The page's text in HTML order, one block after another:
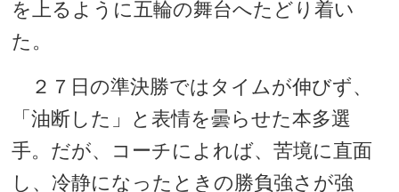
を上るように五輪の舞台へたどり着い
た。
２７日の準決勝ではタイムが伸びず、
「油断した」と表情を曇らせた本多選
手。だが、コーチによれば、苦境に直面
し、冷静になったときの勝負強さが強